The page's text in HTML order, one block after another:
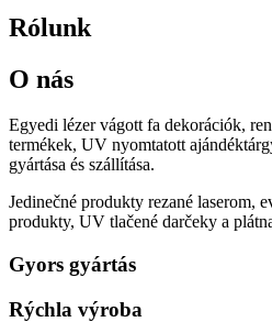
Rólunk
O nás
Egyedi lézer vágott fa dekorációk,
termékek, UV nyomtatott
gyártása és szállítása.
Jedinečné produkty rezané laserom,
produkty, UV tlačené darčeky a
Gyors gyártás
Rýchla výroba